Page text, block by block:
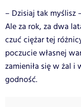
– Dzisiaj tak myślisz
Ale za rok, za dwa
czuć ciężar tej
poczucie własnej
zamieniła się w żal i
godność.